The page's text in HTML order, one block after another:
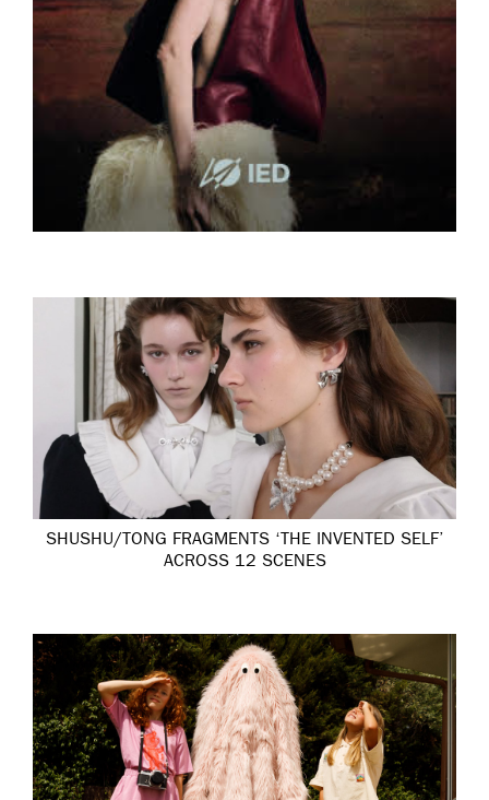
SHUSHU/TONG FRAGMENTS ‘THE INVENTED SELF’
ACROSS 12 SCENES